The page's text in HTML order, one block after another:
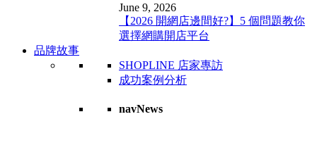
June 9, 2026
【2026 開網店邊間好?】5 個問題教你
選擇網購開店平台
品牌故事
SHOPLINE 店家專訪
成功案例分析
navNews